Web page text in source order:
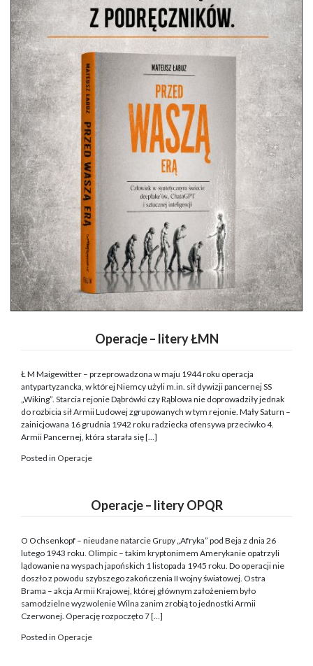
Operacje – litery ŁMN
Ł M Maigewitter – przeprowadzona w maju 1944 roku operacja
antypartyzancka, w której Niemcy użyli m.in. sił dywizji pancernej SS
„Wiking”. Starcia rejonie Dąbrówki czy Rąblowa nie doprowadziły jednak
do rozbicia sił Armii Ludowej zgrupowanych w tym rejonie. Mały Saturn –
zainicjowana 16 grudnia 1942 roku radziecka ofensywa przeciwko 4.
Armii Pancernej, która starała się […]
Posted in Operacje
Operacje – litery OPQR
O Ochsenkopf – nieudane natarcie Grupy „Afryka” pod Beja z dnia 26
lutego 1943 roku. Olimpic – takim kryptonimem Amerykanie opatrzyli
lądowanie na wyspach japońskich 1 listopada 1945 roku. Do operacji nie
doszło z powodu szybszego zakończenia II wojny światowej. Ostra
Brama – akcja Armii Krajowej, której głównym założeniem było
samodzielne wyzwolenie Wilna zanim zrobią to jednostki Armii
Czerwonej. Operację rozpoczęto 7 […]
Posted in Operacje